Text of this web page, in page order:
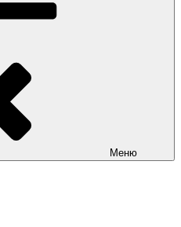
Меню